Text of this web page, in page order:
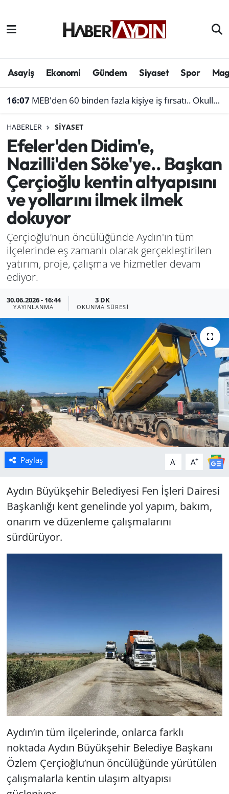
Asayiş Ekonomi Gündem Siyaset Spor
16:07 MEB'den 60 binden fazla kişiye iş fırsatı.. Okullara personel alınacak
HABERLER SIYASET
Efeler'den Didim'e,
Nazilli'den Söke'ye.. Başkan
Çerçioğlu kentin altyapısını
ve yollarını ilmek ilmek
dokuyor
Çerçioğlu’nun öncülüğünde Aydın'ın tüm
ilçelerinde eş zamanlı olarak gerçekleştirilen
yatırım, proje, çalışma ve hizmetler devam
ediyor.
30.06.2026 - 16:44
YAYINLANMA
3 DK
OKUNMA SÜRESI
Paylaş A- A+
Aydın Büyükşehir Belediyesi Fen İşleri Dairesi
Başkanlığı kent genelinde yol yapım, bakım,
onarım ve düzenleme çalışmalarını
sürdürüyor.
Aydın’ın tüm ilçelerinde, onlarca farklı
noktada Aydın Büyükşehir Belediye Başkanı
Özlem Çerçioğlu’nun öncülüğünde yürütülen
çalışmalarla kentin ulaşım altyapısı
Afyonkarahisar
Çevre
Genel
Haber
Izmir
Kütahya
Manisa
Muğla
Politika
Uşak
Aydın Hava Durumu
Süper Lig Puan Durumu ve Fikstür
Son Dakika Haberleri
Haber Arşivi